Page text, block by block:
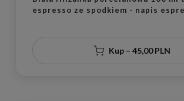
espresso ze spodkiem - napis
Kup – 45,00 PLN